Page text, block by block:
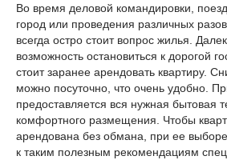
Во время деловой командировки,
город или проведения различных
всегда остро стоит вопрос жилья.
возможность остановиться к дорогой
стоит заранее арендовать квартиру.
можно посуточно, что очень удобно.
предоставляется вся нужная бытовая
комфортного размещения. Чтобы
арендована без обмана, при ее
к таким полезным рекомендациям